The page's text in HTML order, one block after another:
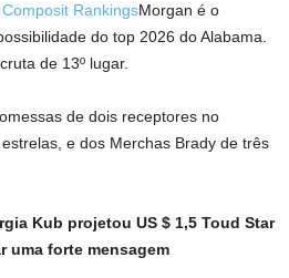
RankingsMorgan é o
do top 2026 do Alabama.
de 13º lugar.
de dois receptores no
e dos Merchas Brady de três
Kub projetou US $ 1,5 Toud Star
uma forte mensagem